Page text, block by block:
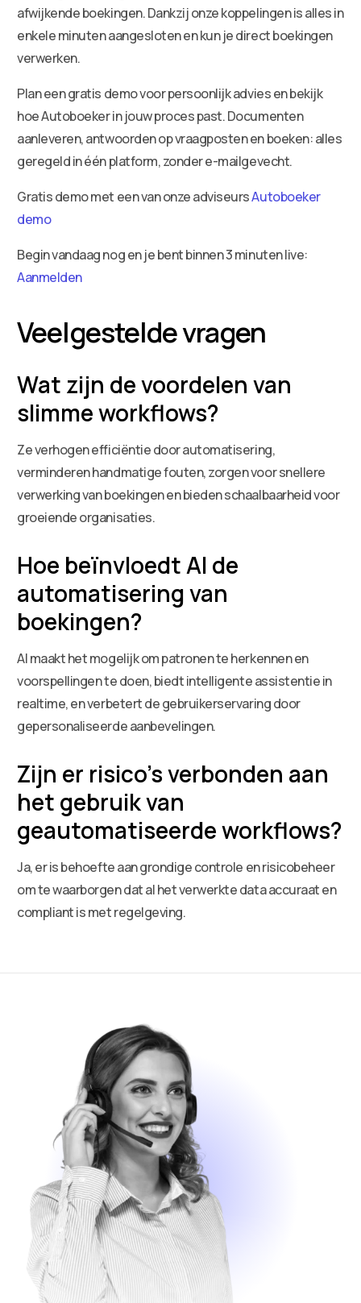
afwijkende boekingen. Dankzij onze koppelingen is alles in
enkele minuten aangesloten en kun je direct boekingen
verwerken.
Plan een gratis demo voor persoonlijk advies en bekijk
hoe Autoboeker in jouw proces past. Documenten
aanleveren, antwoorden op vraagposten en boeken: alles
geregeld in één platform, zonder e-mailgevecht.
Gratis demo met een van onze adviseursAutoboeker
demo
Begin vandaag nog en je bent binnen 3 minuten live:
Aanmelden
Veelgestelde vragen
Wat zijn de voordelen van
slimme workflows?
Ze verhogen efficiëntie door automatisering,
verminderen handmatige fouten, zorgen voor snellere
verwerking van boekingen en bieden schaalbaarheid voor
groeiende organisaties.
Hoe beïnvloedt AI de
automatisering van
boekingen?
AI maakt het mogelijk om patronen te herkennen en
voorspellingen te doen, biedt intelligente assistentie in
realtime, en verbetert de gebruikerservaring door
gepersonaliseerde aanbevelingen.
Zijn er risico’s verbonden aan
het gebruik van
geautomatiseerde workflows?
Ja, er is behoefte aan grondige controle en risicobeheer
om te waarborgen dat al het verwerkte data accuraat en
compliant is met regelgeving.